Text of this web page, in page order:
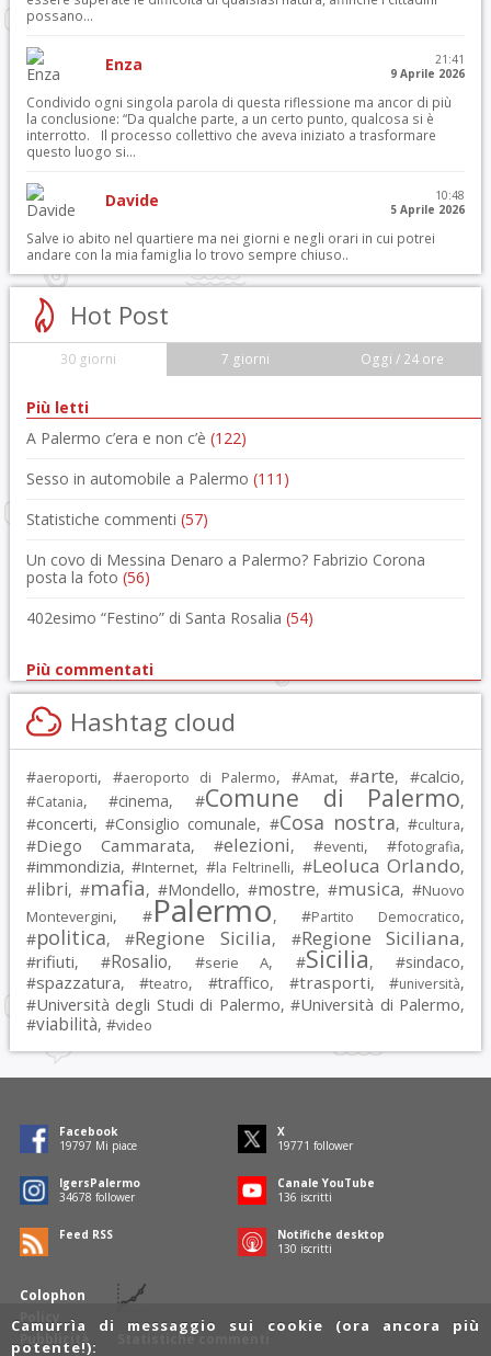
possano...
Enza
21:41
9 Aprile 2026
Condivido ogni singola parola di questa riflessione ma ancor di più
la conclusione: “Da qualche parte, a un certo punto, qualcosa si è
interrotto. Il processo collettivo che aveva iniziato a trasformare
questo luogo si...
Davide
10:48
5 Aprile 2026
Salve io abito nel quartiere ma nei giorni e negli orari in cui potrei
andare con la mia famiglia lo trovo sempre chiuso..
Hot Post
30 giorni 7 giorni Oggi / 24 ore
Più letti
A Palermo c’era e non c’è (122)
Sesso in automobile a Palermo (111)
Statistiche commenti (57)
Un covo di Messina Denaro a Palermo? Fabrizio Corona
posta la foto (56)
402esimo “Festino” di Santa Rosalia (54)
Più commentati
Hashtag cloud
#aeroporti, #aeroporto di Palermo, #Amat, #arte, #calcio,
#Catania, #cinema, #Comune di Palermo,
#concerti, #Consiglio comunale, #Cosa nostra, #cultura,
#Diego Cammarata, #elezioni, #eventi, #fotografia,
#immondizia, #Internet, #la Feltrinelli, #Leoluca Orlando,
#libri, #mafia, #Mondello, #mostre, #musica, #Nuovo
Montevergini, #Palermo, #Partito Democratico,
#politica, #Regione Sicilia, #Regione Siciliana,
#rifiuti, #Rosalio, #serie A, #Sicilia, #sindaco,
#spazzatura, #teatro, #traffico, #trasporti, #università,
#Università degli Studi di Palermo, #Università di Palermo,
#viabilità, #video
Colophon
Policy
Pubblicità
Statistiche commenti
Facebook
19797 Mi piace
X
19771 follower
IgersPalermo
34678 follower
Canale YouTube
136 iscritti
Feed RSS
Notifiche desktop
130 iscritti
Camurrìa di messaggio sui cookie (ora ancora più
potente!):